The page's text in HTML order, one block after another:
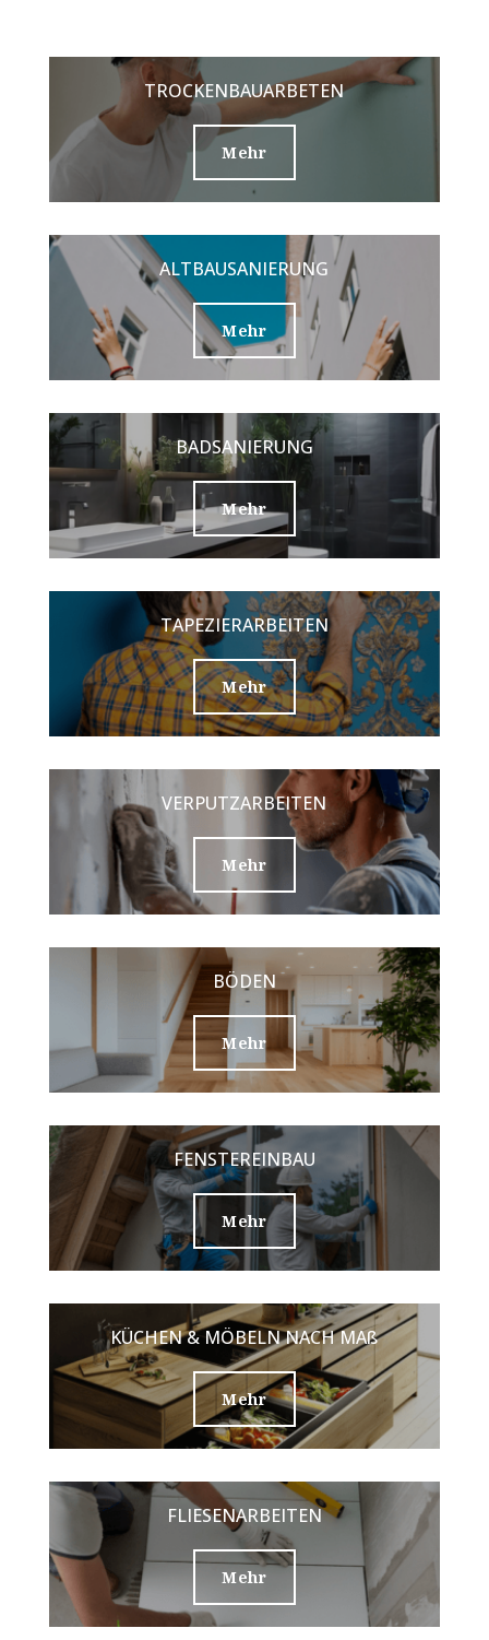
TROCKENBAUARBETEN
Mehr
ALTBAUSANIERUNG
Mehr
BADSANIERUNG
Mehr
TAPEZIERARBEITEN
Mehr
VERPUTZARBEITEN
Mehr
BÖDEN
Mehr
FENSTEREINBAU
Mehr
KÜCHEN & MÖBELN NACH MAß
Mehr
FLIESENARBEITEN
Mehr